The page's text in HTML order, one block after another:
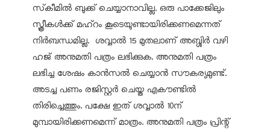
സ്‌കീമിൽ ബുക്ക് ചെയ്യാനാവില്ല. ഒരു പാക്കേജിലും
സ്ത്രീകൾക്ക് മഹ്‌റം കൂടെയുണ്ടായിരിക്കണമെന്നത്
നിർബന്ധമില്ല. ശവ്വാൽ 15 മുതലാണ് അബ്ശിർ വഴി
ഹജ് അനുമതി പത്രം ലഭിക്കുക. അനുമതി പത്രം
ലഭിച്ച ശേഷം കാൻസൽ ചെയ്യാൻ സൗകര്യമുണ്ട്.
അടച്ച പണം രജിസ്റ്റർ ചെയ്ത എകൗണ്ടിൽ
തിരിച്ചെത്തും. പക്ഷേ ഇത് ശവ്വാൽ 10ന്
മുമ്പായിരിക്കണമെന്ന് മാത്രം. അനുമതി പത്രം പ്രിന്റ്